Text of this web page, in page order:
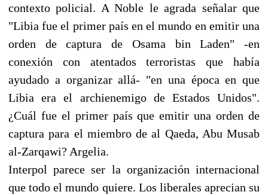
contexto policial. A Noble le agrada señalar que
"Libia fue el primer país en el mundo en emitir una
orden de captura de Osama bin Laden" -en
conexión con atentados terroristas que había
ayudado a organizar allá- "en una época en que
Libia era el archienemigo de Estados Unidos".
¿Cuál fue el primer país que emitir una orden de
captura para el miembro de al Qaeda, Abu Musab
al-Zarqawi? Argelia.
Interpol parece ser la organización internacional
que todo el mundo quiere. Los liberales aprecian su